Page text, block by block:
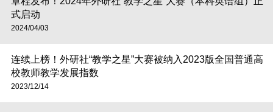
式启动
2024/04/03
连续上榜！外研社“教学之星”大赛被纳入2023版全国普通高
校教师教学发展指数
2023/12/14